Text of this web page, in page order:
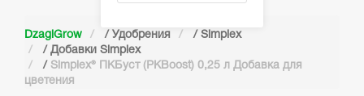
DzagiGrow / Удобрения / Simplex
/ Добавки Simplex
/ Simplex® ПКБуст (PKBoost) 0,25 л Добавка для
цветения